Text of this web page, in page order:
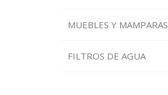
MUEBLES Y MAMPARAS
FILTROS DE AGUA